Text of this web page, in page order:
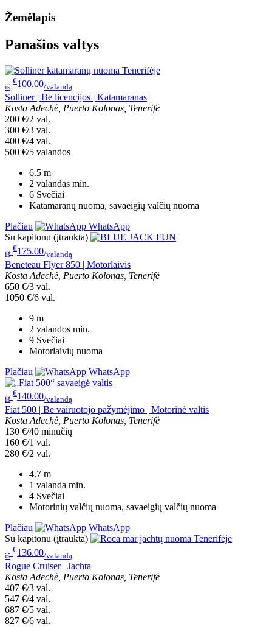
Žemėlapis
Panašios valtys
iš
€100.00/valandą
Solliner | Be licencijos | Katamaranas
Kosta Adechė, Puerto Kolonas, Tenerifė
200 €/2 val.
300 €/3 val.
400 €/4 val.
500 €/5 valandos
6.5 m
2 valandas min.
6 Svečiai
Katamaranų nuoma, savaeigių valčių nuoma
Plačiau
WhatsApp
Su kapitonu (įtraukta)
iš
€175.00/valandą
Beneteau Flyer 850 | Motorlaivis
Kosta Adechė, Puerto Kolonas, Tenerifė
650 €/3 val.
1050 €/6 val.
9 m
2 valandos min.
9 Svečiai
Motorlaivių nuoma
Plačiau
WhatsApp
iš
€140.00/valandą
Fiat 500 | Be vairuotojo pažymėjimo | Motorinė valtis
Kosta Adechė, Puerto Kolonas, Tenerifė
130 €/40 minučių
160 €/1 val.
280 €/2 val.
4.7 m
1 valanda min.
4 Svečiai
Motorinių valčių nuoma, savaeigių valčių nuoma
Plačiau
WhatsApp
Su kapitonu (įtraukta)
iš
€136.00/valandą
Rogue Cruiser | Jachta
Kosta Adechė, Puerto Kolonas, Tenerifė
407 €/3 val.
547 €/4 val.
687 €/5 val.
827 €/6 val.